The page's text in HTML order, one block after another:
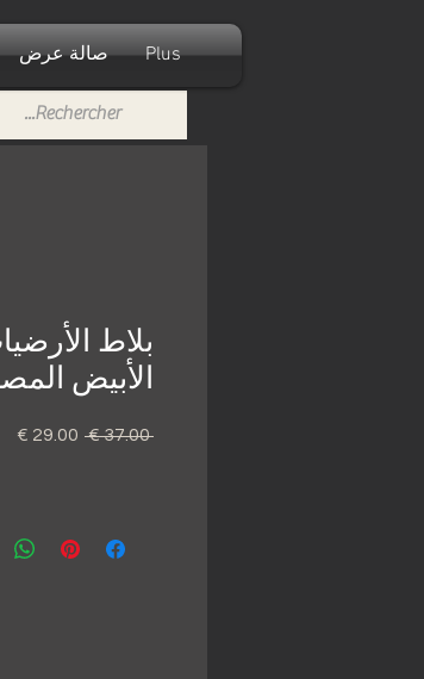
صالة عرض Plus
بلاط
الأبيض
‏37.00 €
سعر